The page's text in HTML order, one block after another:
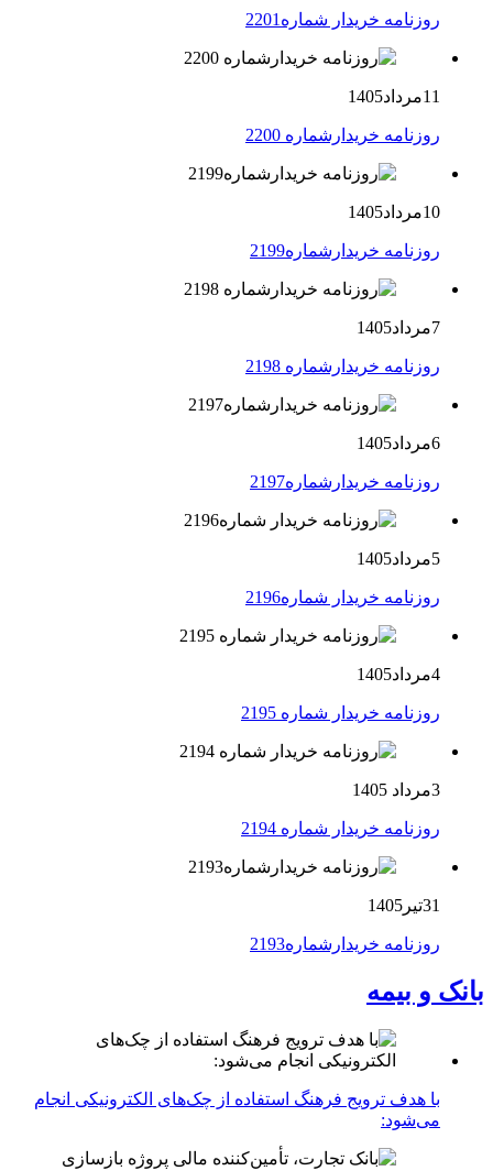
روزنامه خریدار شماره2201
11مرداد1405
روزنامه خریدارشماره 2200
10مرداد1405
روزنامه خریدارشماره2199
7مرداد1405
روزنامه خریدارشماره 2198
6مرداد1405
روزنامه خریدارشماره2197
5مرداد1405
روزنامه خریدار شماره2196
4مرداد1405
روزنامه خریدار شماره 2195
3مرداد 1405
روزنامه خریدار شماره 2194
31تیر1405
روزنامه خریدارشماره2193
بانک و بیمه
با هدف ترویج فرهنگ استفاده از چک‌های الکترونیکی انجام
می‌شود: